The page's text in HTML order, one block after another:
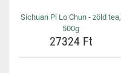
Sichuan Pi Lo Chun - zöld tea,
500g
27324 Ft